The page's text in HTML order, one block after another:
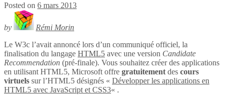
Posted on 6 mars 2013
by
Rémi Morin
Le W3c l’avait annoncé lors d’un communiqué officiel, la
finalisation du langage HTML5 avec une version Candidate
Recommendation (pré-finale). Vous souhaitez créer des applications
en utilisant HTML5, Microsoft offre gratuitement des cours
virtuels sur l’HTML5 désignés « Développer les applications en
HTML5 avec JavaScript et CSS3« .